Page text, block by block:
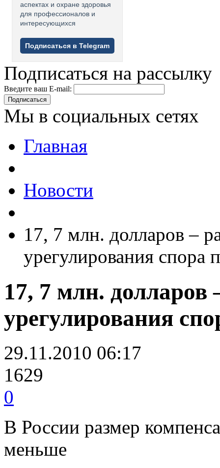
аспектах и охране здоровья
для профессионалов и
интересующихся
Подписаться в Telegram
Подписаться на рассылку
Введите ваш E-mail:
Подписаться
Мы в социальных сетях
Главная
Новости
17, 7 млн. долларов –
урегулирования спора
17, 7 млн. долларов
урегулирования
29.11.2010 06:17
1629
0
В России размер
меньше